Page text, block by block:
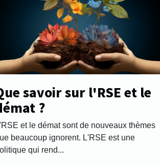
savoir sur l'RSE et le
?
et le démat sont de nouveaux thèmes
beaucoup ignorent. L'RSE est une
qui rend...